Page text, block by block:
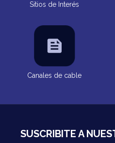
Sitios de Interés
Canales de cable
SUSCRIBITE A